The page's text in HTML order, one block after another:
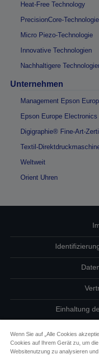
Heat-Free Technology
PrecisionCore-Technologie
Micro Piezo-Technologie
Innovative Technologien
Nachhaltigere
Unternehmen
Management Epson
Epson Europe Electronics
Digigraphie® Fine-Art-
Textil-
Weltweit
Orient Uhren
Einhaltung
Wenn Sie auf „Alle Cookies
Cookies auf Ihrem Gerät zu, um
Websitenutzung zu analysieren